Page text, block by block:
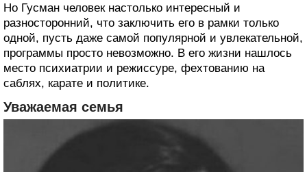
Но Гусман человек настолько интересный и
разносторонний, что заключить его в рамки только
одной, пусть даже самой популярной и увлекательной,
программы просто невозможно. В его жизни нашлось
место психиатрии и режиссуре, фехтованию на
саблях, карате и политике.
Уважаемая семья